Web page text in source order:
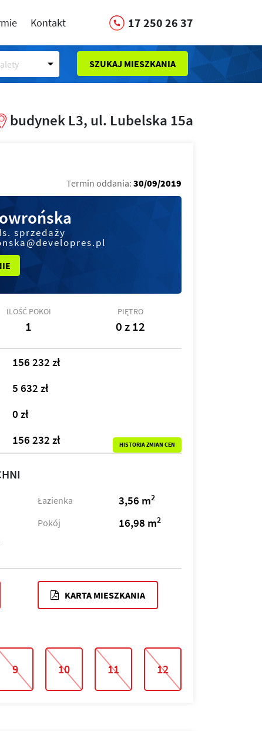
Kontakt 17 250 26 37
SZUKAJ MIESZKANIA
budynek L3, ul. Lubelska 15a
Termin oddania: 30/09/2019
sprzedaży
ILOŚĆ POKOI
1
PIĘTRO
0 z 12
156 232 zł
5 632 zł
0 zł
156 232 zł HISTORIA ZMIAN CEN
Łazienka 3,56 m2
Pokój 16,98 m2
KARTA MIESZKANIA
9 10 11 12